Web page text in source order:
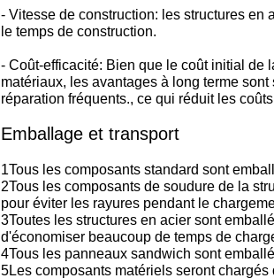
- Vitesse de construction: les structures en
le temps de construction.
- Coût-efficacité: Bien que le coût initial de
matériaux, les avantages à long terme
réparation fréquents., ce qui réduit les
Emballage et transport
1Tous les composants standard sont
2Tous les composants de soudure de la
pour éviter les rayures pendant le
3Toutes les structures en acier sont
d'économiser beaucoup de temps de
4Tous les panneaux sandwich sont
5Les composants matériels seront